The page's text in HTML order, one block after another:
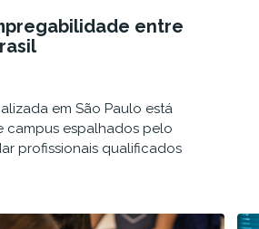
entre
em São Paulo está
campus espalhados pelo
profissionais qualificados